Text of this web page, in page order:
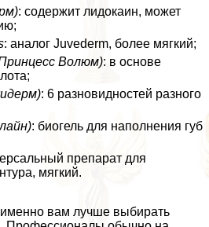
: содержит лидокаин, может
: аналог Juvederm, более мягкий;
Волюм): в основе
: 6 разновидностей разного
: биогель для наполнения губ
препарат для
мягкий.
вам лучше выбирать